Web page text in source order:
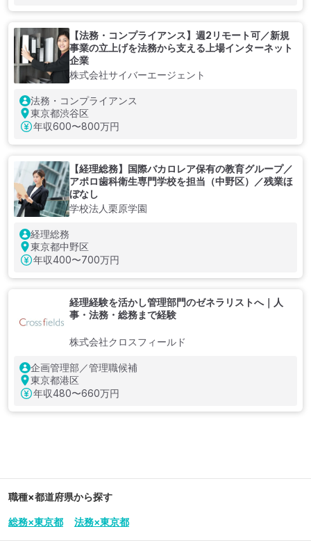
【法務・コンプライアンス】週2リモート可／新規
事業の立上げを法務から支える上場インターネット
企業
株式会社サイバーエージェント
法務・コンプライアンス
東京都渋谷区
年収600〜800万円
【経理総務】国際バカロレア保有の教育グループ／
アポロ歯科衛生専門学校を担当（中野区）／残業ほ
ぼなし
学校法人栗原学園
経理総務
東京都中野区
年収400〜700万円
経理経験を活かし管理部門のゼネラリストへ｜人
事・法務・総務まで経験
株式会社クロスフィールド
企画管理部／管理職候補
東京都港区
年収480〜660万円
職種×都道府県から探す
総務×東京都 法務×東京都